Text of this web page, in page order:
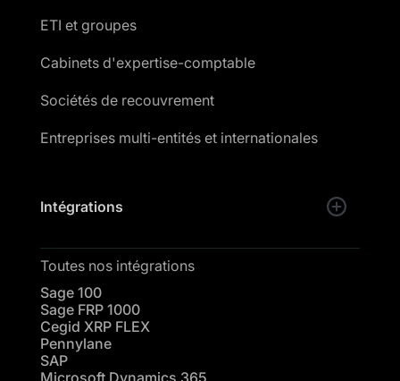
ETI et groupes
Cabinets d'expertise-comptable
Sociétés de recouvrement
Entreprises multi-entités et internationales
Intégrations
Toutes nos intégrations
Sage 100
Sage FRP 1000
Cegid XRP FLEX
Pennylane
SAP
Microsoft Dynamics 365